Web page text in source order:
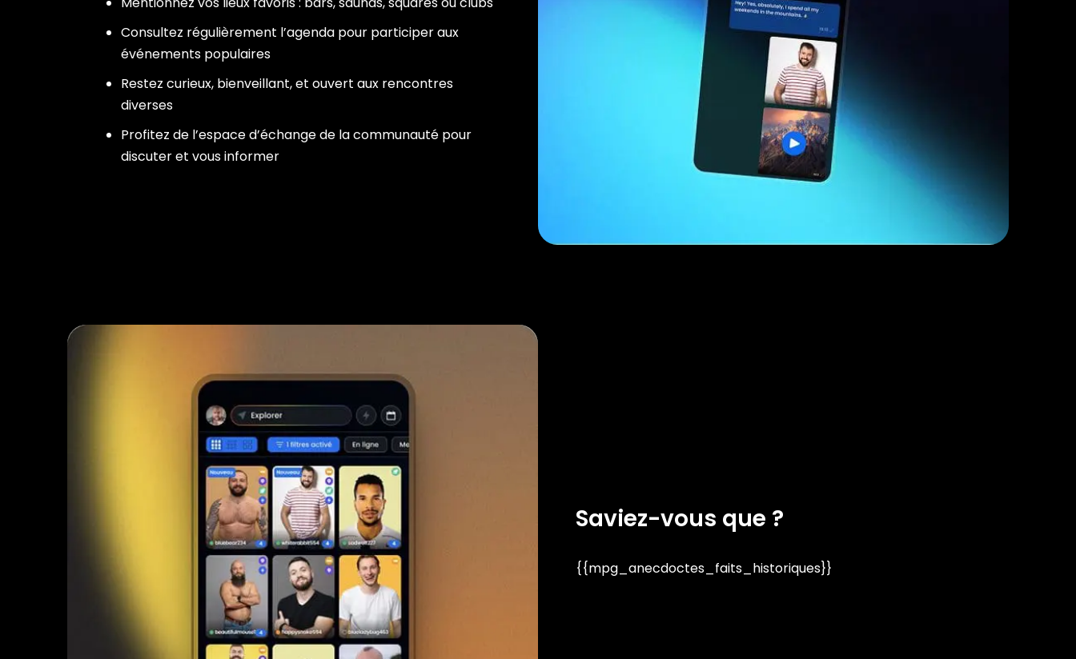
Consultez régulièrement l’agenda pour participer aux
événements populaires
Restez curieux, bienveillant, et ouvert aux rencontres
diverses
Profitez de l’espace d’échange de la communauté pour
discuter et vous informer
Saviez-vous que ?
{{mpg_anecdoctes_faits_historiques}}